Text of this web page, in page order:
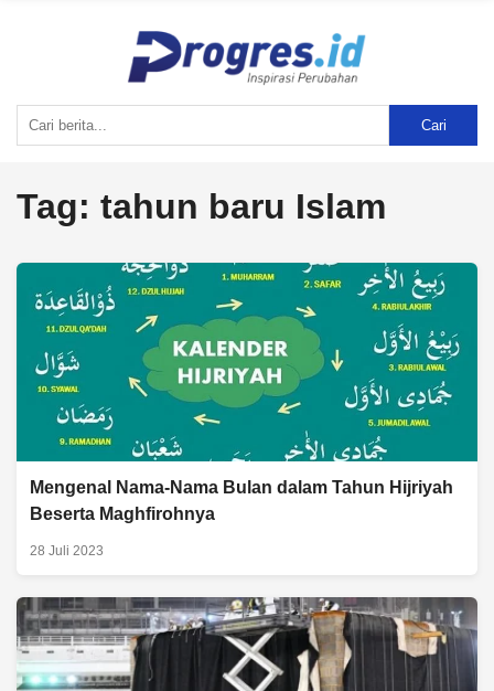
Cari
Tag: tahun baru Islam
Mengenal Nama-Nama Bulan dalam Tahun Hijriyah
Beserta Maghfirohnya
28 Juli 2023